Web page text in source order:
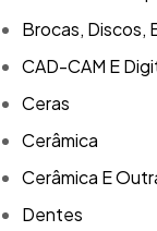
Brocas, Discos,
CAD-CAM E
Ceras
Cerâmica
Cerâmica E
Dentes